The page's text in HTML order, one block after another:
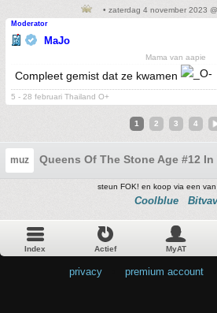
• zaterdag 4 november 2023
Moderator
MaJo
Mama van aapie
Compleet gemist dat ze kwamen
5 - 28 februari Thailand O+
1 2 3 4
muz Queens Of The Stone Age #12 In
steun FOK! en koop via een
Coolblue
Index Actief MyAT
privacy premium account